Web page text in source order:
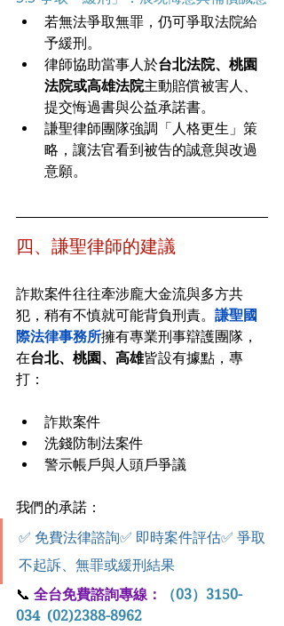
若無法爭取無罪，仍可爭取法院給
予緩刑。
律師協助當事人於台北法院、桃園
法院或高雄法院主動賠償被害人、
提交悔過書與公益承諾書。
謙聖律師團隊強調「人格更生」策
略，讓法官看到被告的誠意與改過
意願。
四、謙聖律師的建議
詐欺案件往往牽涉龐大金流與多方共
犯，稍有不慎就可能背負刑責。 謙聖國
際法律事務所擁有專業刑事辯護團隊，
在台北、桃園、高雄皆設有據點，專
打：
詐欺案件
洗錢防制法案件
警示帳戶與人頭戶爭議
我們的承諾：
✅ 免費法律諮詢✅ 即時案件評估✅ 爭取
不起訴、無罪或緩刑結果
📞 全台免費諮詢專線：
（03）3150-
034  (02)2388-8962